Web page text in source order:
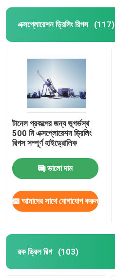
এক্সপ্লোরেশন ড্রিলিং রিগস (117)
টানেল প্রকল্পের জন্য ভূগর্ভস্থ
500 মি এক্সপ্লোরেশন ড্রিলিং
রিগস সম্পূর্ণ হাইড্রোলিক
ভালো দাম
আমাদের সাথে যোগাযোগ করুন
রক ড্রিল রিগ (103)